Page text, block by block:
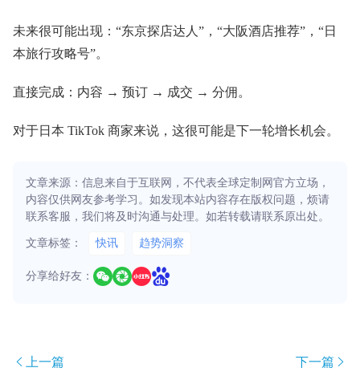
未来很可能出现：“东京探店达人”，“大阪酒店推荐”，“日
本旅行攻略号”。
直接完成：内容 → 预订 → 成交 → 分佣。
对于日本 TikTok 商家来说，这很可能是下一轮增长机会。
文章来源：信息来自于互联网，不代表全球定制网官方立场，
内容仅供网友参考学习。如发现本站内容存在版权问题，烦请
联系客服，我们将及时沟通与处理。如若转载请联系原出处。
文章标签： 快讯 趋势洞察
分享给好友：
上一篇 下一篇